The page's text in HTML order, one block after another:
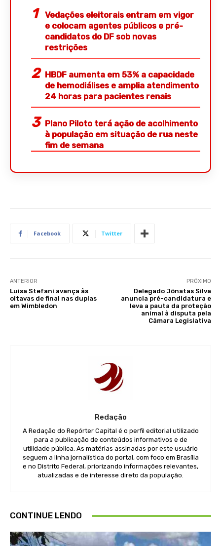
Vedações eleitorais entram em vigor
e colocam agentes públicos e pré-
candidatos do DF sob novas
restrições
HBDF aumenta em 53% a capacidade
de hemodiálises e amplia atendimento
24 horas para pacientes renais
Plano Piloto terá ação de acolhimento
à população em situação de rua neste
fim de semana
Facebook Twitter
ANTERIOR
Luisa Stefani avança às
oitavas de final nas duplas
em Wimbledon
PRÓXIMO
Delegado Jônatas Silva
anuncia pré-candidatura e
leva a pauta da proteção
animal à disputa pela
Câmara Legislativa
Redação
A Redação do Repórter Capital é o perfil editorial utilizado
para a publicação de conteúdos informativos e de
utilidade pública. As matérias assinadas por este usuário
seguem a linha jornalística do portal, com foco em Brasília
e no Distrito Federal, priorizando informações relevantes,
atualizadas e de interesse direto da população.
CONTINUE LENDO